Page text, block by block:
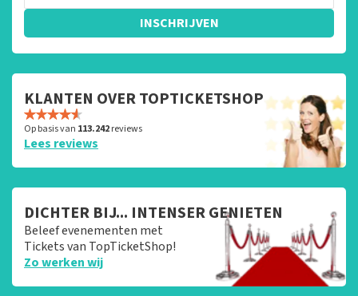
INSCHRIJVEN
KLANTEN OVER TOPTICKETSHOP
Op basis van 113.242reviews
Lees reviews
DICHTER BIJ... INTENSER GENIETEN
Beleef evenementen met
Tickets van TopTicketShop!
Zo werken wij